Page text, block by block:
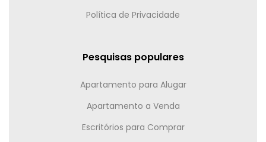
Política de Privacidade
Pesquisas populares
Apartamento para Alugar
Apartamento a Venda
Escritórios para Comprar